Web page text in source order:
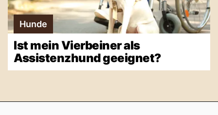
Hunde
Ist mein Vierbeiner als
Assistenzhund geeignet?